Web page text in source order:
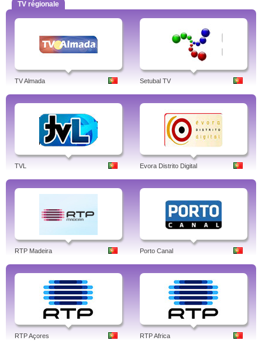
TV régionale
TV Almada Setubal TV
TVL Evora Distrito Digital
RTP Madeira Porto Canal
RTP Açores RTP Africa